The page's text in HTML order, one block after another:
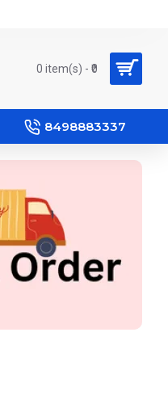
0 item(s) - ₹0
8498883337